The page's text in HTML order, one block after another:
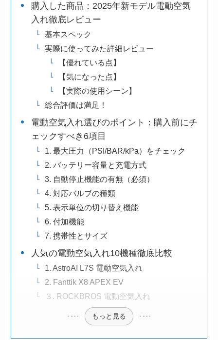
購入した商品：2025年新モデル電動空気
入れ徹底レビュー
基本スペック
実際に使ってみた詳細レビュー
【優れている点】
【気になった点】
【実際の使用シーン】
総合評価は満足！
電動空気入れ選びのポイント：購入前にチ
ェックすべき6項目
1. 最大圧力（PSI/BAR/kPa）をチェック
2. バッテリー容量と充電方式
3. 自動停止機能の有無（必須）
4. 対応バルブの種類
5. 表示単位の切り替え機能
6. 付加機能
7. 携帯性とサイズ
人気の電動空気入れ10機種徹底比較
1. AstroAI L7S 電動空気入れ
2. Fanttik X8 APEX EV
３. ROCKBROS 電動空気入れ
もっと見る